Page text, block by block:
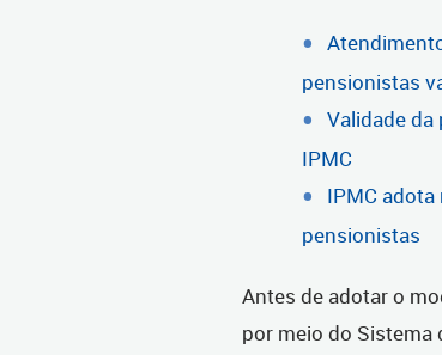
pensionistas
Validade
IPMC
IPMC
pensionistas
Antes de adotar o
por meio do Sistema